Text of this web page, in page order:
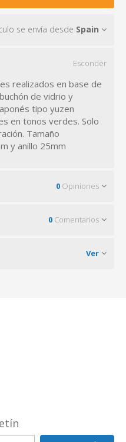
se envía desde Spain
Esconder
realizados en base de
de vidrio y
tipo yuzen
en tonos verdes. Solo
Tamaño
y anillo 25mm
0 Opiniones
0 Comentarios
Ver